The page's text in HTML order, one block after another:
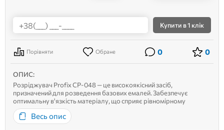
Купити в 1 клік
Порівняти Обране 0 0
ОПИС:
Розріджувач Profix CP-048 — це високоякісний засіб,
призначений для розведення базових емалей. Забезпечує
оптимальну в'язкість матеріалу, що сприяє рівномірному
нанесенню та створенню ідеально гладкої поверхні. Переваги:
Підходить для професійного та аматорського використання.
Сприяє екон...
Весь опис